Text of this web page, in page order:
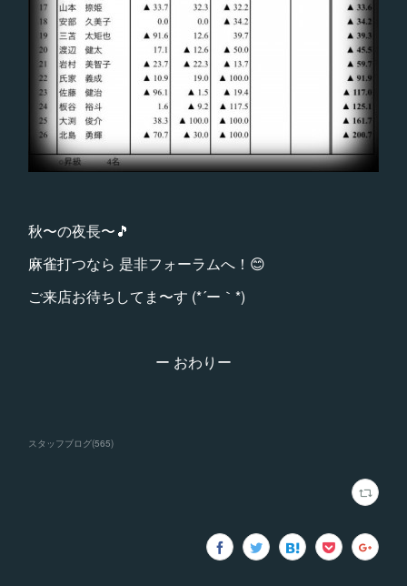
秋〜の夜長〜🎵
麻雀打つなら 是非フォーラムへ！😊
ご来店お待ちしてま〜す (*´ー｀*)
ー おわりー
スタッフブログ(565)